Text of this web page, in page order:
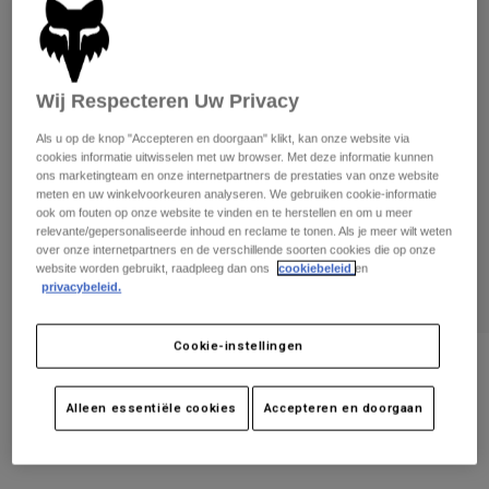
Broeken
Korte broeken
Jassen
Handschoenen
Beschermingen
Sokken
Accessoires
Onderdelen
Broeken
Jassen
Protections
Brillen
Sokken
Tassen & Accessoires
Overhemden
Alles bekijken
Women
T-Shirts & Tops
Hoodies en truien
Jassen
Youth
Beschermers
Brillen
Socks
Moto
Helmen
Shirts
Pants
Boots
Gloves
Brillen
Beoordelingen
Tienerhanschoenen Youth Ranger
Wij Respecteren Uw Privacy
Als u op de knop "Accepteren en doorgaan" klikt, kan onze website via
cookies informatie uitwisselen met uw browser. Met deze informatie kunnen
ons marketingteam en onze internetpartners de prestaties van onze website
meten en uw winkelvoorkeuren analyseren. We gebruiken cookie-informatie
ook om fouten op onze website te vinden en te herstellen en om u meer
relevante/gepersonaliseerde inhoud en reclame te tonen. Als je meer wilt weten
over onze internetpartners en de verschillende soorten cookies die op onze
website worden gebruikt, raadpleeg dan ons
cookiebeleid en
privacybeleid.
Cookie-instellingen
Alleen essentiële cookies Accepteren en doorgaan